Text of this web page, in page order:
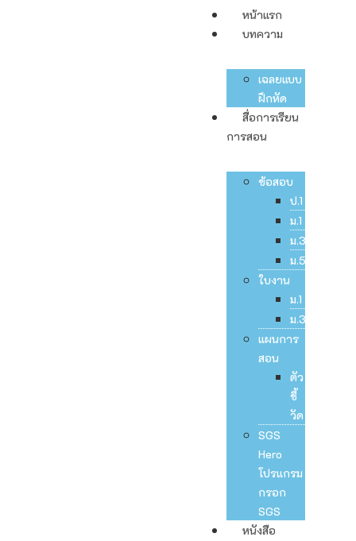
หน้าแรก
บทความ
เฉลยแบบ
ฝึกหัด
สื่อการเรียน
การสอน
ข้อสอบ
ป.1
ม.1
ม.3
ม.5
ใบงาน
ม.1
ม.3
แผนการ
สอน
ตัว
ชี้
วัด
SGS
Hero
โปรแกรม
กรอก
SGS
หนังสือ